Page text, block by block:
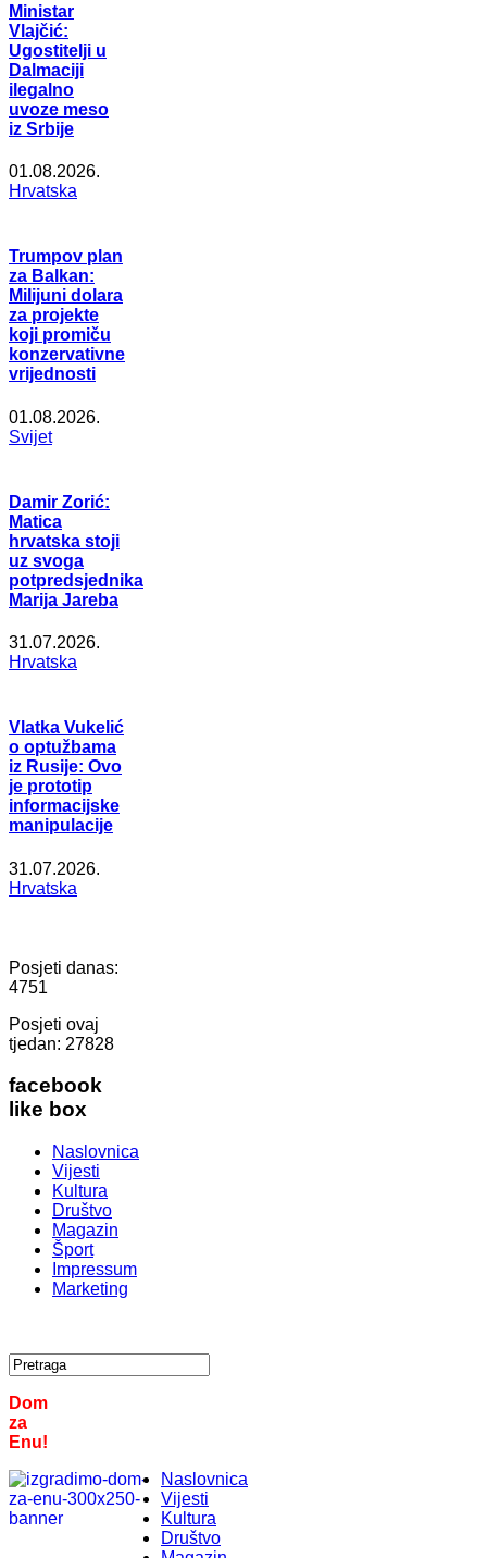
Ministar
Vlajčić:
Ugostitelji u
Dalmaciji
ilegalno
uvoze meso
iz Srbije
01.08.2026.
Hrvatska
Trumpov plan
za Balkan:
Milijuni dolara
za projekte
koji promiču
konzervativne
vrijednosti
01.08.2026.
Svijet
Damir Zorić:
Matica
hrvatska stoji
uz svoga
potpredsjednika
Marija Jareba
31.07.2026.
Hrvatska
Vlatka Vukelić
o optužbama
iz Rusije: Ovo
je prototip
informacijske
manipulacije
31.07.2026.
Hrvatska
Posjeti danas:
4751
Posjeti ovaj
tjedan: 27828
facebook
like box
Naslovnica
Vijesti
Kultura
Društvo
Magazin
Šport
Impressum
Marketing
Dom
za
Enu!
Naslovnica
Vijesti
Kultura
Društvo